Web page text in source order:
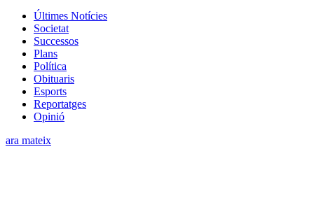
Últimes Notícies
Societat
Successos
Plans
Política
Obituaris
Esports
Reportatges
Opinió
ara mateix